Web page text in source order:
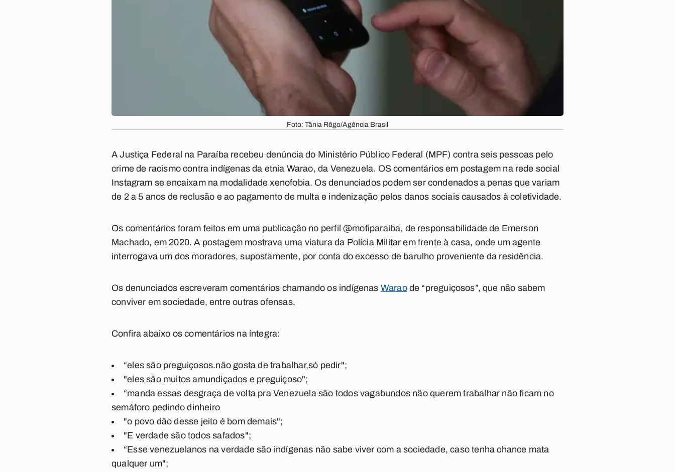
Foto: Tânia Rêgo/Agência Brasil
A Justiça Federal na Paraíba recebeu denúncia do Ministério Público Federal (MPF) contra seis pessoas pelo
crime de racismo contra indígenas da etnia Warao, da Venezuela. OS comentários em postagem na rede social
Instagram se encaixam na modalidade xenofobia. Os denunciados podem ser condenados a penas que variam
de 2 a 5 anos de reclusão e ao pagamento de multa e indenização pelos danos sociais causados à coletividade.
Os comentários foram feitos em uma publicação no perfil @mofiparaiba, de responsabilidade de Emerson
Machado, em 2020. A postagem mostrava uma viatura da Polícia Militar em frente à casa, onde um agente
interrogava um dos moradores, supostamente, por conta do excesso de barulho proveniente da residência.
Os denunciados escreveram comentários chamando os indígenas Waraode “preguiçosos”, que não sabem
conviver em sociedade, entre outras ofensas.
Confira abaixo os comentários na íntegra:
“eles são preguiçosos.não gosta de trabalhar,só pedir";
"eles são muitos amundiçados e preguiçoso";
“manda essas desgraça de volta pra Venezuela são todos vagabundos não querem trabalhar não ficam no
semáforo pedindo dinheiro
"o povo dão desse jeito é bom demais";
"E verdade são todos safados";
“Esse venezuelanos na verdade são indígenas não sabe viver com a sociedade, caso tenha chance mata
qualquer um";